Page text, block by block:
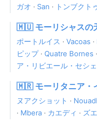
ガオ · San · トンブクト
🇲🇺 モーリシャスの
ポートルイス · Vacoas ·
ピップ· Quatre Bornes ·
ア・リビエール・セシェ
🇲🇷 モーリタニア・
ヌアクショット ·
· Mbera · カエディ · ズ